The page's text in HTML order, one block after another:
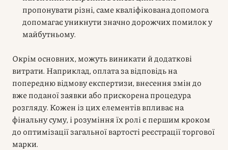
пропонувати різні, саме кваліфікована допомога
допомагає уникнути значно дорожчих помилок у
майбутньому.
Окрім основних, можуть виникати й додаткові
витрати. Наприклад, оплата за відповідь на
попередню відмову експертизи, внесення змін до
вже поданої заявки або прискорена процедура
розгляду. Кожен із цих елементів впливає на
фінальну суму, і розуміння їх ролі є першим кроком
до оптимізації загальної вартості реєстрації торгової
марки.